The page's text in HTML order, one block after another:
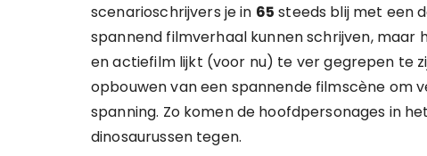
scenarioschrijvers je in 65 steeds blij met een
spannend filmverhaal kunnen schrijven,
en actiefilm lijkt (voor nu) te ver gegrepen te
opbouwen van een spannende filmscène om
spanning. Zo komen de hoofdpersonages in
dinosaurussen tegen.